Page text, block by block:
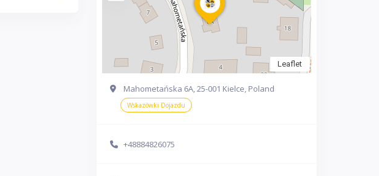
Leaflet
Mahometańska 6A, 25-001 Kielce, Poland
Wskazówki Dojazdu
+48884826075